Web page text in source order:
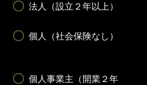
法人（設立２年以上）
個人（社会保険なし）
個人事業主（開業２年